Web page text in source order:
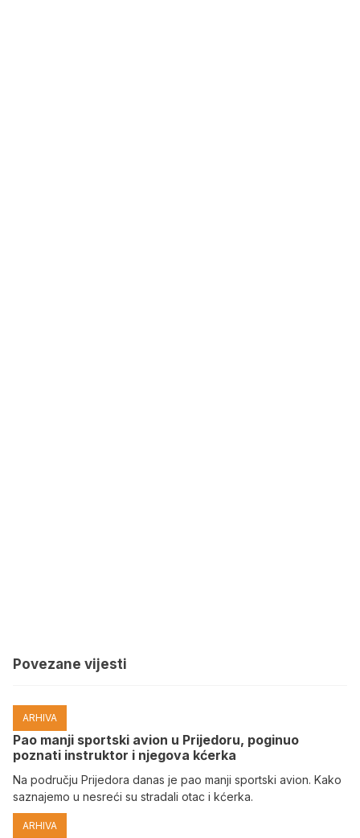
Povezane vijesti
ARHIVA
Pao manji sportski avion u Prijedoru, poginuo
poznati instruktor i njegova kćerka
Na području Prijedora danas je pao manji sportski avion. Kako
saznajemo u nesreći su stradali otac i kćerka.
ARHIVA